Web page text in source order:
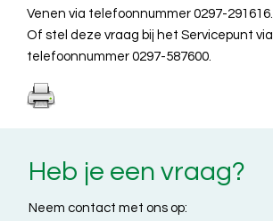
Venen via telefoonnummer 0297-291616.
Of stel deze vraag bij het Servicepunt via
telefoonnummer 0297-587600.
Heb je een vraag?
Neem contact met ons op: